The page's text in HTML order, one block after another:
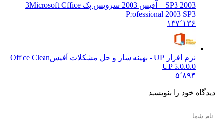
2003 SP3 – آفیس 2003 سرویس پک 3
Microsoft Office
Professional 2003 SP3
۱۳۷٬۱۳۶
نرم افزار UP - بهینه ساز و حل مشکلات آفیس
Office Clean
UP 5.0.0.0
۵٬۸۹۴
دیدگاه خود را بنویسید